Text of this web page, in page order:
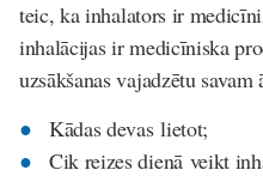
teic, ka inhalators ir
inhalācijas ir medicīniska
uzsākšanas vajadzētu savam
Kādas devas lietot;
Cik reizes dienā veikt